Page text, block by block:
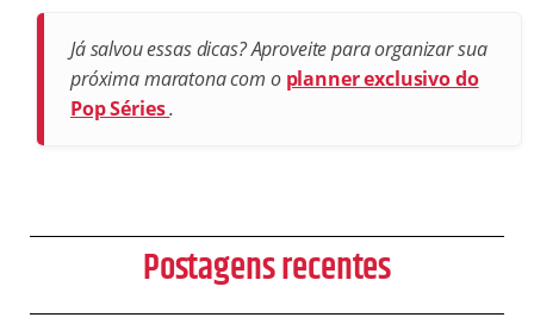
Já salvou essas dicas? Aproveite para organizar sua
próxima maratona com o planner exclusivo do
Pop Séries.
Postagens recentes